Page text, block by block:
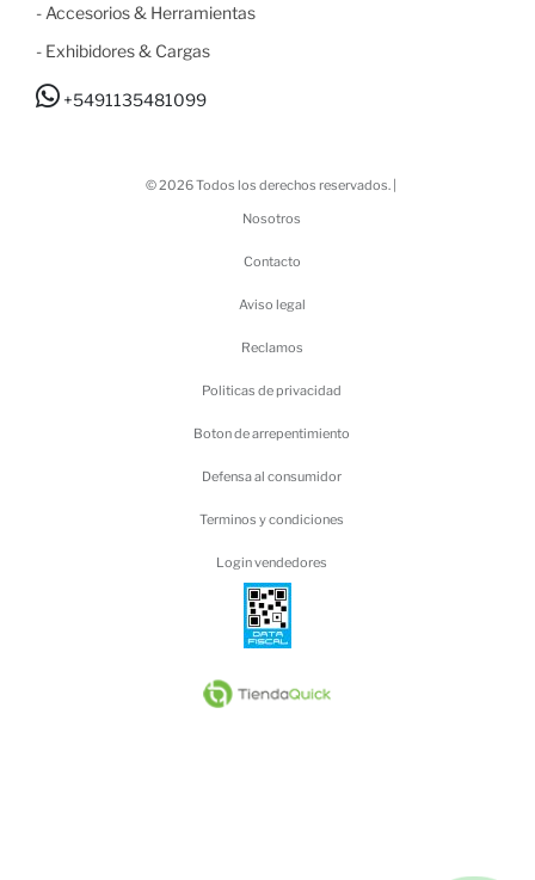
- Accesorios & Herramientas
- Exhibidores & Cargas
+5491135481099
© 2026 Todos los derechos reservados. |
Nosotros
Contacto
Aviso legal
Reclamos
Politicas de privacidad
Boton de arrepentimiento
Defensa al consumidor
Terminos y condiciones
Login vendedores